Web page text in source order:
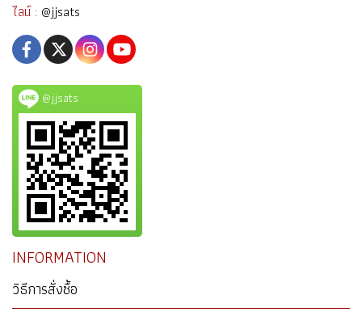
ไลน์ : @jjsats
@jjsats
INFORMATION
วิธีการสั่งซื้อ